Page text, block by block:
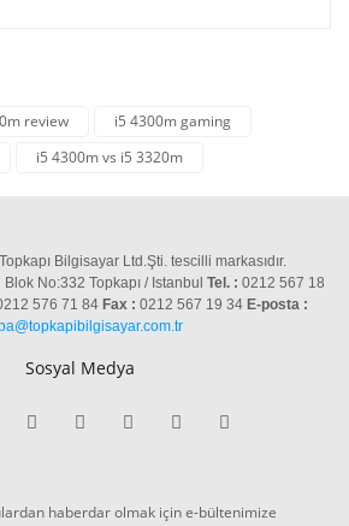
review
i5 4300m gaming
i5 4300m vs i5 3320m
Bilgisayar Ltd.Şti. tescilli markasıdır.
No:332 Topkapı / Istanbul Tel. : 0212 567 18
576 71 84 Fax : 0212 567 19 34 E-posta :
Sosyal Medya
haberdar olmak için e-bültenimize